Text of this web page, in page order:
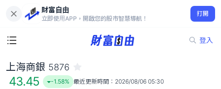
財富自由
立即使用APP，開啟您的股市智慧導航！
打開
登入
43.45
-1.58%
上海商銀 5876
43.45 -1.58% 最近更新時間： 2026/08/06 05:30